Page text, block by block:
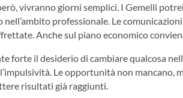
vivranno giorni semplici. I Gemelli
professionale. Le
Anche sul piano economico
forte il desiderio di cambiare qualcosa
Le opportunità non mancano,
risultati già raggiunti.